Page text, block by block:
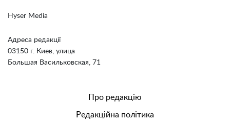
Hyser Media
Адреса редакції
03150 г. Киев, улица
Большая Васильковская, 71
Про редакцію
Редакційна політика